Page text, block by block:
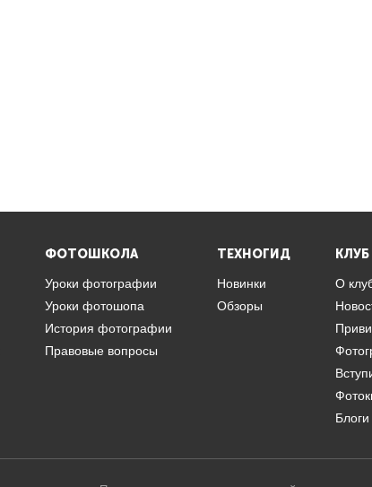
ФОТОШКОЛА
Уроки фотографии
Уроки фотошопа
История фотографии
Правовые вопросы
ТЕХНОГИД
Новинки
Обзоры
КЛУБ
О
Блоги